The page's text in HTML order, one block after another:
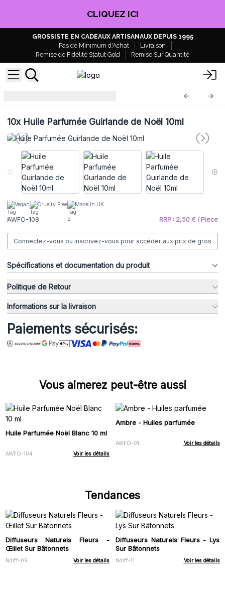
CLIQUEZ ICI
GROSSISTE EN CADEAUX ARTISANAUX DEPUIS 1995
Pas de Minimum d'Achat
Livraison
Remise de Fidélité Statut Gold
Remise Sur Quantité
10xHuile Parfumée Guirlande de Noël 10ml
Vegan Cruelty Free Made In UK
AWFO-108 RRP : 2,50 € / Piece
Connectez-vous ou inscrivez-vous pour accéder aux prix de gros
Spécifications et documentation du produit
Politique de Retour
Informations sur la livraison
Paiements sécurisés:
Vous aimerez peut-être aussi
Huile Parfumée Noël Blanc 10 ml
AWFO-104 Voir les détails
Ambre - Huiles parfumée
AWFO-01 Voir les détails
Tendances
Diffuseurs Naturels Fleurs -
Œillet Sur Bâtonnets
Ndiff-09 Voir les détails
Diffuseurs Naturels Fleurs - Lys
Sur Bâtonnets
Ndiff-11 Voir les détails